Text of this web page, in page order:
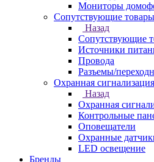
Мониторы
Сопутствующие товары
Назад
Сопутствующие
Источники
Провода
Разъемы/
Охранная сигнализация
Назад
Охранная
Контрольные
Оповещатели
Охранные
LED освещение
Бренды